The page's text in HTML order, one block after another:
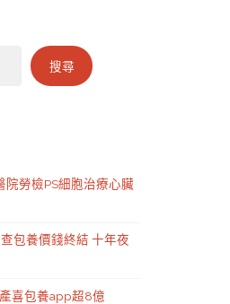
搜尋
院勞檢PS細胞治療心臟
包養價錢終結 十年夜
喜包養app超8億